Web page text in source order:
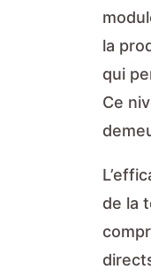
la
qui
Ce
de la